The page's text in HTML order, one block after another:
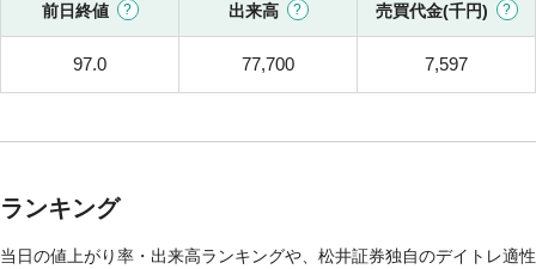
前日終値 出来高 売買代金(千円)
97.0 77,700 7,597
ランキング
当日の値上がり率・出来高ランキングや、松井証券独自のデイトレ適性